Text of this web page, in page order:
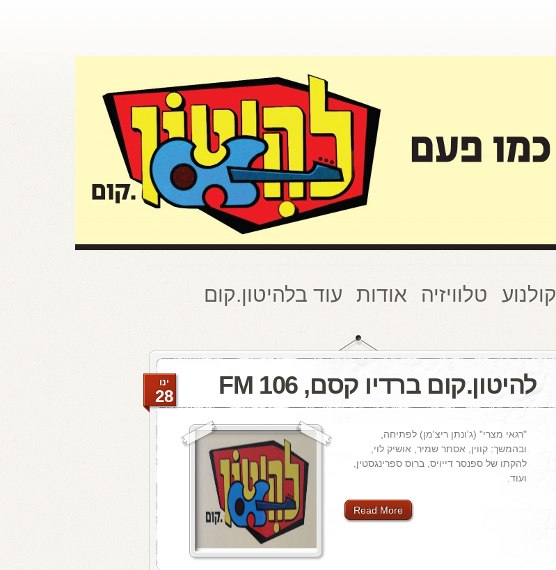
קולנוע טלוויזיה אודות עוד בלהיטון.קום
להיטון.קום ברדיו קסם, 106 FM ינו
28
"רגאי מצרי" (ג'ונתן ריצ'מן) לפתיחה,
ובהמשך: קווין, אסתר שמיר, אושיק לוי,
להקתו של ספנסר דייויס, ברוס ספרינגסטין,
ועוד.
Read More